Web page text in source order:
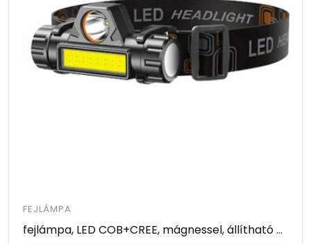
FEJLÁMPA
fejlámpa, LED COB+CREE, mágnessel, állítható pánttal, 200 lm, USB